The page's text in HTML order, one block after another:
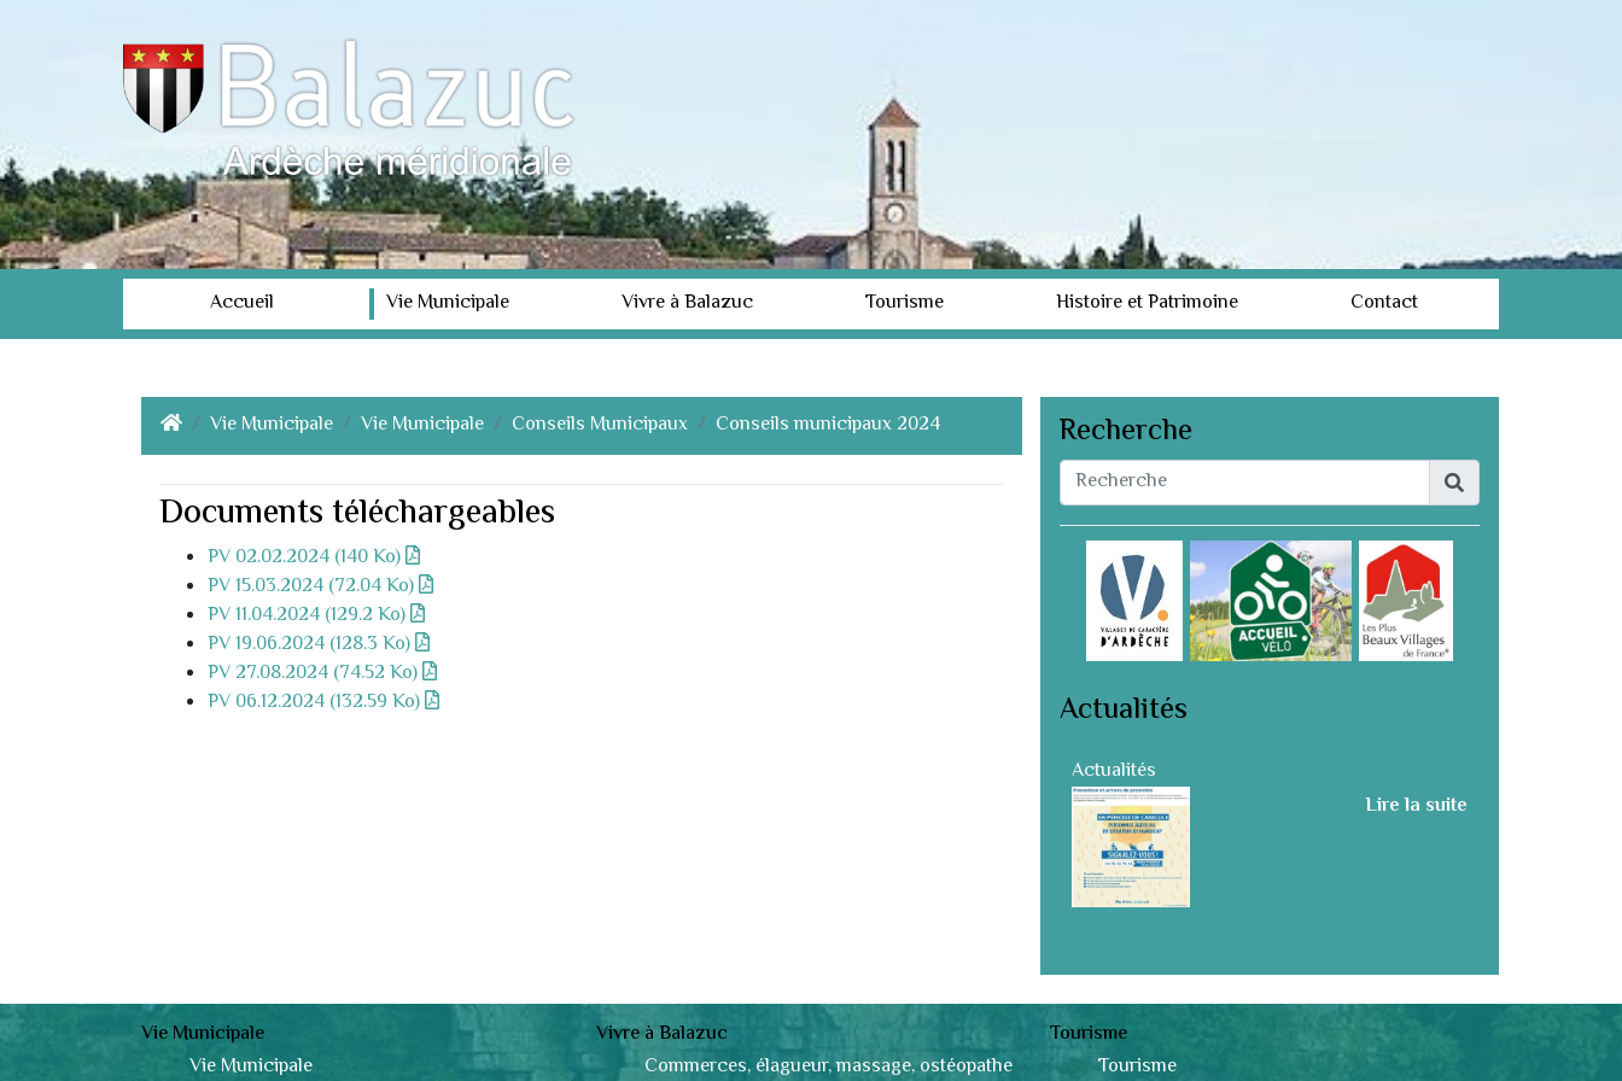
Accueil Vie Municipale Vivre à Balazuc Tourisme Histoire et Patrimoine Contact
Vie Municipale Vie Municipale Conseils Municipaux Conseils municipaux 2024
Documents téléchargeables
PV 02.02.2024 (140 Ko)
PV 15.03.2024 (72.04 Ko)
PV 11.04.2024 (129.2 Ko)
PV 19.06.2024 (128.3 Ko)
PV 27.08.2024 (74.52 Ko)
PV 06.12.2024 (132.59 Ko)
Recherche
Actualités
Actualités
Lire la suite
Vie Municipale
Vie Municipale
Vivre à Balazuc
Commerces, élagueur, massage, ostéopathe
Tourisme
Tourisme